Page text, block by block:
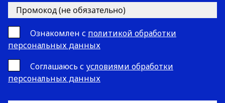
Ознакомлен с политикой обработки
персональных данных
Cоглашаюсь с условиями обработки
персональных данных